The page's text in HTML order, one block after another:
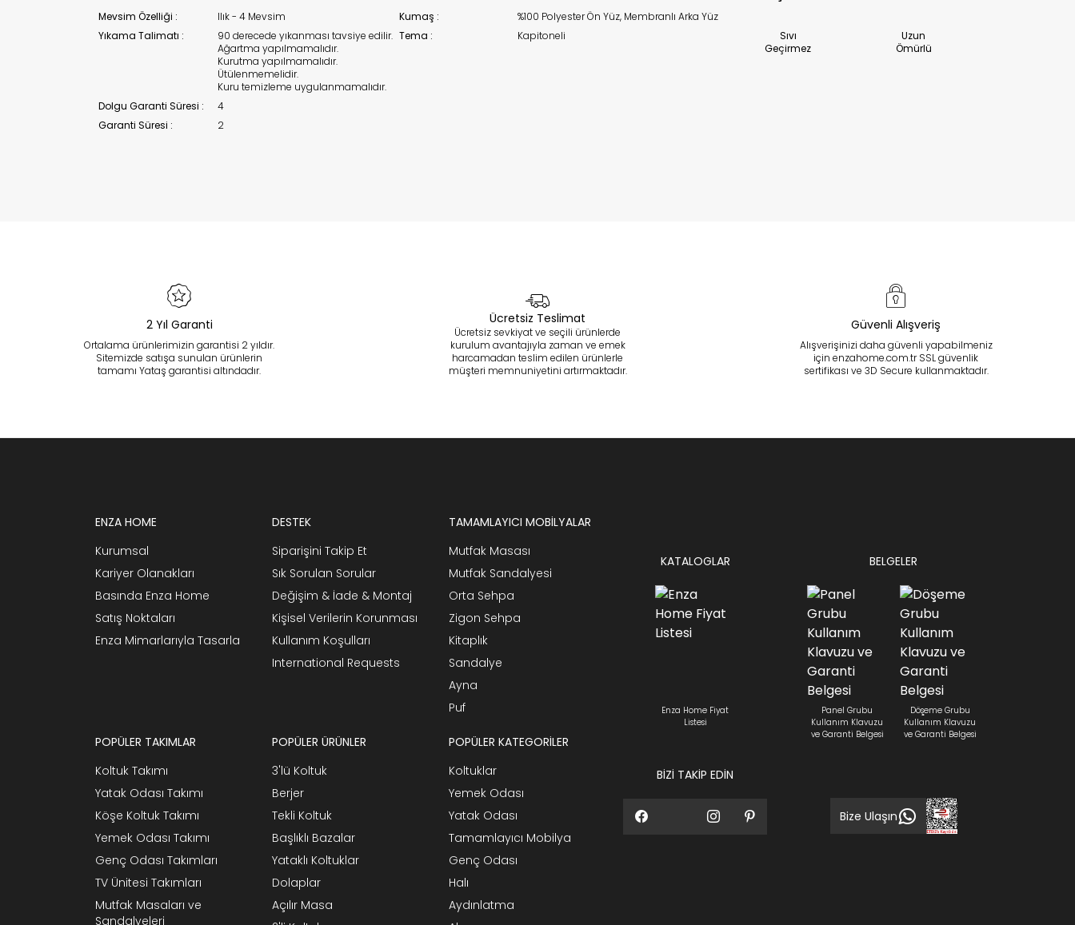
Mevsim Özelliği :
Ilık - 4 Mevsim
Yıkama Talimatı :
90 derecede yıkanması tavsiye edilir.
Ağartma yapılmamalıdır.
Kurutma yapılmamalıdır.
Ütülenmemelidir.
Kuru temizleme uygulanmamalıdır.
Dolgu Garanti Süresi :
4
Garanti Süresi :
2
Kumaş :
%100 Polyester Ön Yüz, Membranlı Arka Yüz
Tema :
Kapitoneli
Sıvı
Geçirmez
Uzun
Ömürlü
2 Yıl Garanti
Ortalama ürünlerimizin garantisi 2 yıldır.
Sitemizde satışa sunulan ürünlerin
tamamı Yataş garantisi altındadır.
Ücretsiz Teslimat
Ücretsiz sevkiyat ve seçili ürünlerde
kurulum avantajıyla zaman ve emek
harcamadan teslim edilen ürünlerle
müşteri memnuniyetini artırmaktadır.
Güvenli Alışveriş
Alışverişinizi daha güvenli yapabilmeniz
için enzahome.com.tr SSL güvenlik
sertifikası ve 3D Secure kullanmaktadır.
ENZA HOME
Kurumsal
Kariyer Olanakları
Basında Enza Home
Satış Noktaları
Enza Mimarlarıyla Tasarla
DESTEK
Siparişini Takip Et
Sık Sorulan Sorular
Değişim & İade & Montaj
Kişisel Verilerin Korunması
Kullanım Koşulları
International Requests
TAMAMLAYICI MOBİLYALAR
Mutfak Masası
Mutfak Sandalyesi
Orta Sehpa
Zigon Sehpa
Kitaplık
Sandalye
Ayna
Puf
POPÜLER TAKIMLAR
Koltuk Takımı
Yatak Odası Takımı
Köşe Koltuk Takımı
Yemek Odası Takımı
Genç Odası Takımları
TV Ünitesi Takımları
Mutfak Masaları ve
Sandalyeleri
POPÜLER ÜRÜNLER
3'lü Koltuk
Berjer
Tekli Koltuk
Başlıklı Bazalar
Yataklı Koltuklar
Dolaplar
Açılır Masa
POPÜLER KATEGORİLER
Koltuklar
Yemek Odası
Yatak Odası
Tamamlayıcı Mobilya
Genç Odası
Halı
Aydınlatma
KATALOGLAR
Enza Home Fiyat
Listesi
BİZİ TAKİP EDİN
BELGELER
Panel Grubu
Kullanım Klavuzu
ve Garanti Belgesi
Döşeme Grubu
Kullanım Klavuzu
ve Garanti Belgesi
Bize Ulaşın